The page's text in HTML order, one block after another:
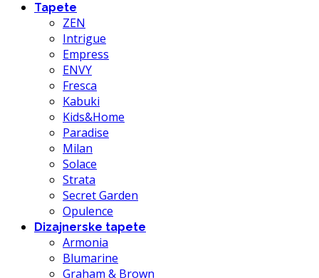
Tapete
ZEN
Intrigue
Empress
ENVY
Fresca
Kabuki
Kids&Home
Paradise
Milan
Solace
Strata
Secret Garden
Opulence
Dizajnerske tapete
Armonia
Blumarine
Graham & Brown